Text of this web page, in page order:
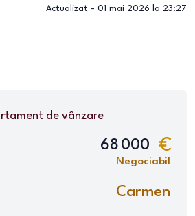
Actualizat - 01 mai 2026 la 23:27
de vânzare
68 000
Negociabil
Carmen